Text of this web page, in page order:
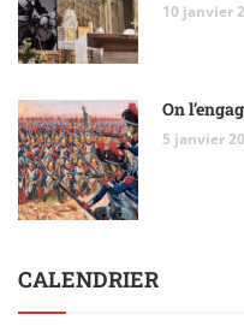
10 janvier
On
5 janvier
CALENDRIER